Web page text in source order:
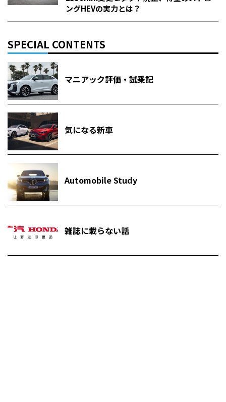
ングHEVの実力とは？
SPECIAL CONTENTS
マニアック評価・試乗記
気になる新車
Automobile Study
雑誌に載らない話